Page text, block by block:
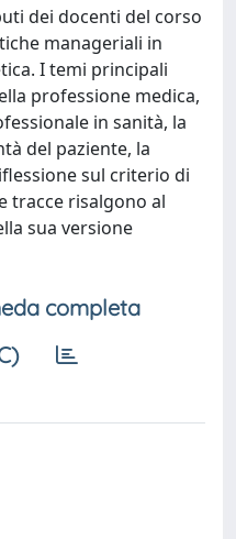
dei docenti del corso
manageriali in
I temi principali
professione medica,
in sanità, la
del paziente, la
sul criterio di
tracce risalgono al
sua versione
completa